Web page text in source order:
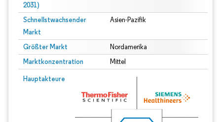
2031)
Schnellstwachsender
Markt
Asien-Pazifik
Größter Markt Nordamerika
Marktkonzentration Mittel
Hauptakteure
Bild © Mordor Intelligence. Wiederverwendung erfordert Namensnennung